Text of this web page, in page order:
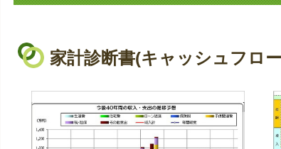
家計診断書(キャッシュフロ